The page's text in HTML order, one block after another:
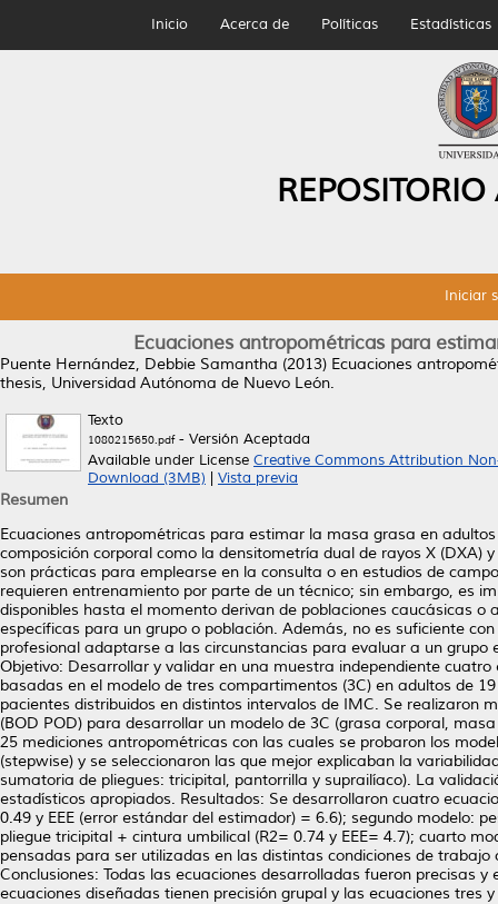
Inicio Acerca de Políticas Estadísticas
Iniciar
Ecuaciones antropométricas para
Puente Hernández, Debbie Samantha (2013) Ecuaciones
thesis, Universidad Autónoma de Nuevo León.
Texto
1080215650.pdf- Versión Aceptada
Available under License Creative Commons Attribution
Download (3MB)
Vista previa
Resumen
Ecuaciones antropométricas para estimar la masa grasa en
composición corporal como la densitometría dual de rayos X
son prácticas para emplearse en la consulta o en estudios de
requieren entrenamiento por parte de un técnico; sin embargo, es
disponibles hasta el momento derivan de poblaciones caucásicas
específicas para un grupo o población. Además, no es suficiente
profesional adaptarse a las circunstancias para evaluar a un grupo
Objetivo: Desarrollar y validar en una muestra independiente
basadas en el modelo de tres compartimentos (3C) en adultos de
pacientes distribuidos en distintos intervalos de IMC. Se realizaron
(BOD POD) para desarrollar un modelo de 3C (grasa corporal,
25 mediciones antropométricas con las cuales se probaron los
(stepwise) y se seleccionaron las que mejor explicaban la
sumatoria de pliegues: tricipital, pantorrilla y suprailíaco). La
estadísticos apropiados. Resultados: Se desarrollaron cuatro
0.49 y EEE (error estándar del estimador) = 6.6); segundo modelo:
pliegue tricipital + cintura umbilical (R2= 0.74 y EEE= 4.7); cuarto
pensadas para ser utilizadas en las distintas condiciones de
Conclusiones: Todas las ecuaciones desarrolladas fueron precisas
ecuaciones diseñadas tienen precisión grupal y las ecuaciones tres